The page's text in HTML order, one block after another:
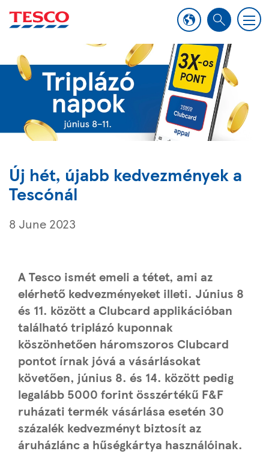
S
a
r
c
h
M
e
Új hét, újabb kedvezmények a
Tescónál
8 June 2023
A Tesco ismét emeli a tétet, ami az
elérhető kedvezményeket illeti. Június 8
és 11. között a Clubcard applikációban
található triplázó kuponnak
köszönhetően háromszoros Clubcard
pontot írnak jóvá a vásárlásokat
követően, június 8. és 14. között pedig
legalább 5000 forint összértékű F&F
ruházati termék vásárlása esetén 30
százalék kedvezményt biztosít az
áruházlánc a hűségkártya használóinak.